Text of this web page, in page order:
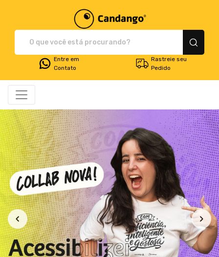
Entre em
Contato
Rastreie seu
Pedido